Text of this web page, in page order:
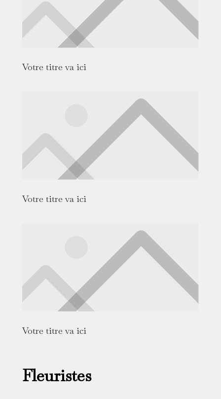
Votre titre va ici
Votre titre va ici
Votre titre va ici
Fleuristes